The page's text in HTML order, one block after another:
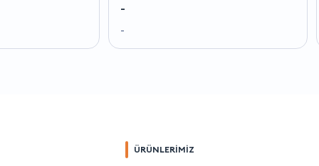
ÜRÜNLERİMİZ